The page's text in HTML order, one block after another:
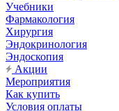
Учебники
Фармакология
Хирургия
Эндокринология
Эндоскопия
Акции
Мероприятия
Как купить
Условия оплаты